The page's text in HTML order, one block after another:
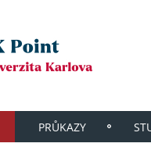
PRŮKAZY